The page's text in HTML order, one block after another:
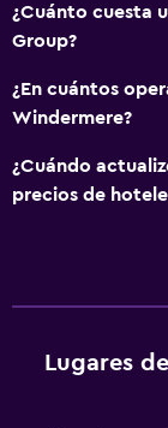
¿Cuánto cuesta
Group?
¿En cuántos
Windermere?
¿Cuándo
precios de
Lugares